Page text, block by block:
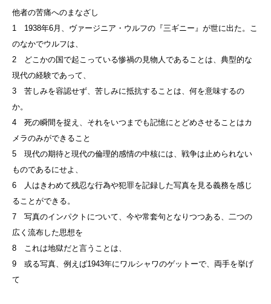
他者の苦痛へのまなざし
1 1938年6月、ヴァージニア・ウルフの『三ギニー』が世に出た。こ
のなかでウルフは、
2 どこかの国で起こっている惨禍の見物人であることは、典型的な
現代の経験であって、
3 苦しみを容認せず、苦しみに抵抗することは、何を意味するの
か。
4 死の瞬間を捉え、それをいつまでも記憶にとどめさせることはカ
メラのみができること
5 現代の期待と現代の倫理的感情の中核には、戦争は止められない
ものであるにせよ、
6 人はきわめて残忍な行為や犯罪を記録した写真を見る義務を感じ
ることができる。
7 写真のインパクトについて、今や常套句となりつつある、二つの
広く流布した思想を
8 これは地獄だと言うことは、
9 或る写真、例えば1943年にワルシャワのゲットーで、両手を挙げ
て